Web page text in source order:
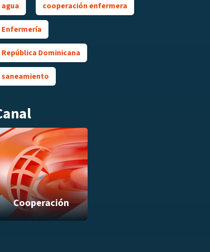
agua cooperación enfermera
Enfermería
República Dominicana
saneamiento
Cooperación